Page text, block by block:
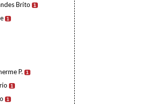
Brito 1
1
P. 1
1
1